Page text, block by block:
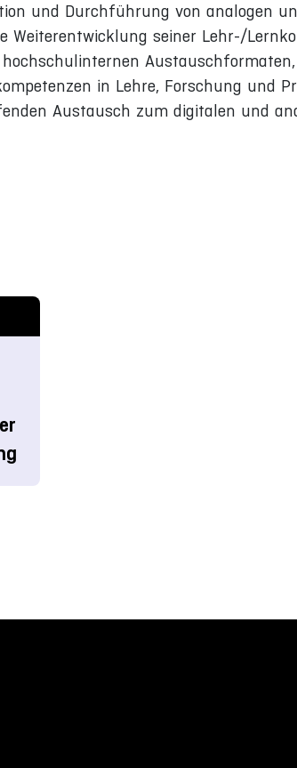
und Durchführung von analogen
Weiterentwicklung seiner Lehr-/
in Lehre, Forschung und
Austausch zum digitalen und